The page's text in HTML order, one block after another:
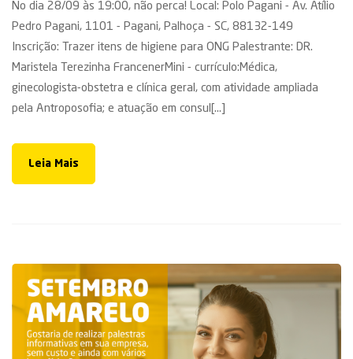
No dia 28/09 às 19:00, não perca! Local: Polo Pagani - Av. Atílio
Pedro Pagani, 1101 - Pagani, Palhoça - SC, 88132-149
Inscrição: Trazer itens de higiene para ONG Palestrante: DR.
Maristela Terezinha FrancenerMini - currículo:Médica,
ginecologista-obstetra e clínica geral, com atividade ampliada
pela Antroposofia; e atuação em consul[...]
Leia Mais